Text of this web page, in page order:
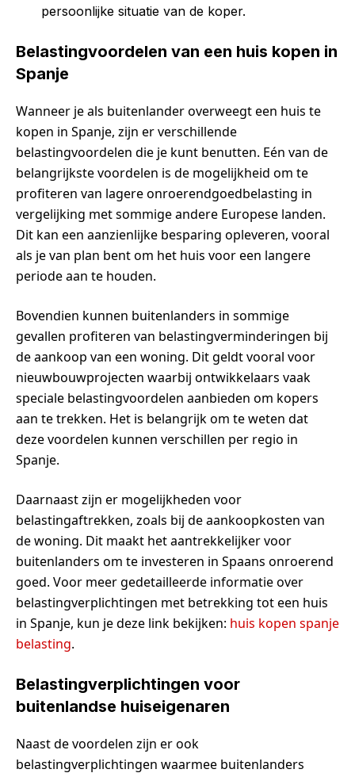
persoonlijke situatie van de koper.
Belastingvoordelen van een huis kopen in
Spanje
Wanneer je als buitenlander overweegt een huis te
kopen in Spanje, zijn er verschillende
belastingvoordelen die je kunt benutten. Eén van de
belangrijkste voordelen is de mogelijkheid om te
profiteren van lagere onroerendgoedbelasting in
vergelijking met sommige andere Europese landen.
Dit kan een aanzienlijke besparing opleveren, vooral
als je van plan bent om het huis voor een langere
periode aan te houden.
Bovendien kunnen buitenlanders in sommige
gevallen profiteren van belastingverminderingen bij
de aankoop van een woning. Dit geldt vooral voor
nieuwbouwprojecten waarbij ontwikkelaars vaak
speciale belastingvoordelen aanbieden om kopers
aan te trekken. Het is belangrijk om te weten dat
deze voordelen kunnen verschillen per regio in
Spanje.
Daarnaast zijn er mogelijkheden voor
belastingaftrekken, zoals bij de aankoopkosten van
de woning. Dit maakt het aantrekkelijker voor
buitenlanders om te investeren in Spaans onroerend
goed. Voor meer gedetailleerde informatie over
belastingverplichtingen met betrekking tot een huis
in Spanje, kun je deze link bekijken: huis kopen spanje
belasting.
Belastingverplichtingen voor
buitenlandse huiseigenaren
Naast de voordelen zijn er ook
belastingverplichtingen waarmee buitenlanders